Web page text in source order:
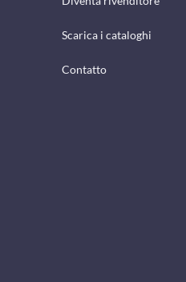
Scarica i cataloghi
Contatto